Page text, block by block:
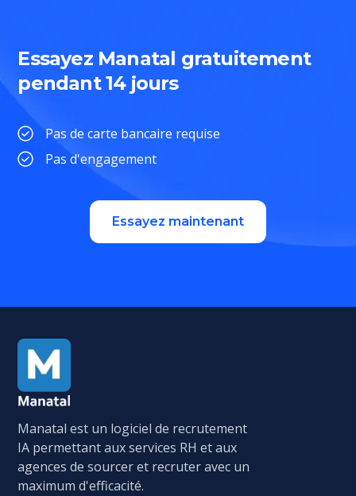
Essayez Manatal gratuitement
pendant 14 jours
Pas de carte bancaire requise
Pas d'engagement
Essayez maintenant
Manatal est un logiciel de recrutement
IA permettant aux services RH et aux
agences de sourcer et recruter avec un
maximum d'efficacité.